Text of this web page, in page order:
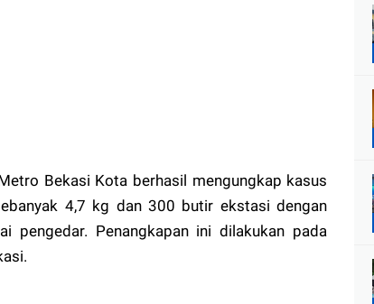
Bekasi Kota berhasil mengungkap kasus
4,7 kg dan 300 butir ekstasi dengan
pengedar. Penangkapan ini dilakukan pada